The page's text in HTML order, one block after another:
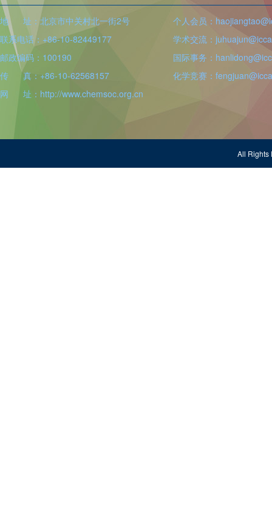
地 址：北京市中关村北一街2号
联系电话：+86-10-82449177
邮政编码：100190
传 真：+86-10-62568157
网 址：http://www.chemsoc.org.cn
个人会员：
学术交流：
国际事务：
化学竞赛：
All Rights